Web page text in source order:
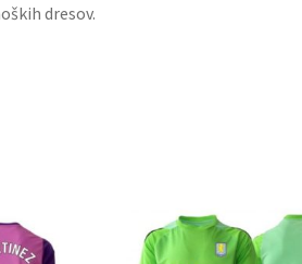
dresov.